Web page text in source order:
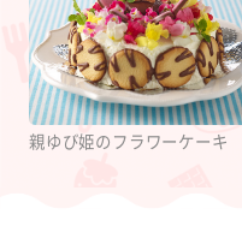
親ゆび姫のフラワーケーキ